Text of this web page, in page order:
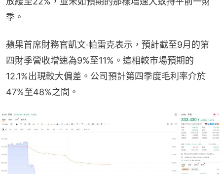
季。
蘋果首席財務官凱文·帕雷克表示，預計截至9月的第
四財季營收增速為9%至11%。這相較市場預期的
12.1%出現較大偏差。公司預計第四季度毛利率介於
47%至48%之間。